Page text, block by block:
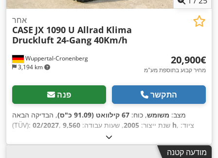
Wuppertal-Cronenberg
3,194 km
אחר
CASE JX 1090 U Allrad Klima
Druckluft 24-Gang 40Km/h
‏20,900 ‏€
מחיר קבוע בתוספת מע"מ
פנה התקשר
מצב: משומש, כוח: 67 קילוואט (91.09 כ"ס)
, הבדיקה הבאה
(TÜV): 02/2027 , שנת ייצור: 2005, שעות עבודה: 9,560 h , ציוד:
הנעה בכל הגלגלים, מיזוג אוויר, תא נהג
מודעה קטנה